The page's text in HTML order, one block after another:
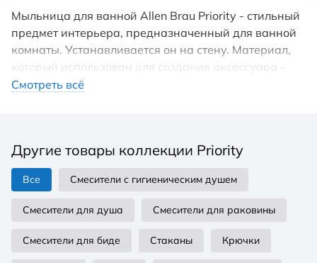
Мыльница для ванной Allen Brau Priority - стильный
предмет интерьера, предназначенный для ванной
комнаты. Устанавливается он на стену. Материал,
который использован для создания аксессуара -
керамика, латунь. Такая полезная и
Смотреть всё
Другие товары коллекции Priority
Все Смесители с гигиеническим душем
Смесители для душа Смесители для раковины
Смесители для биде Стаканы Крючки